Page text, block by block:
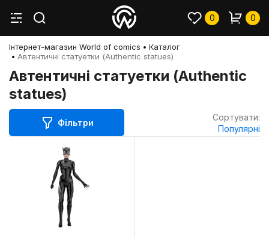
0 0
Інтернет-магазин World of comics
Каталог
Автентичні статуетки (Authentic statues)
Автентичні статуетки (Authentic
statues)
Фільтри
Сортувати:
Популярні